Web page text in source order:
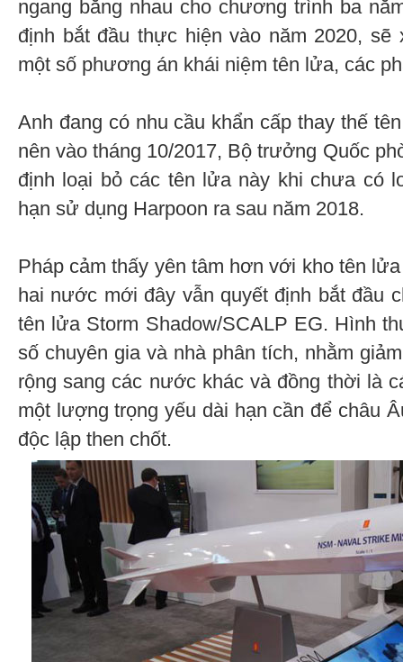
ngang bằng nhau cho chương trình ba
định bắt đầu thực hiện vào năm 2020,
một số phương án khái niệm tên lửa, các
Anh đang có nhu cầu khẩn cấp thay thế
nên vào tháng 10/2017, Bộ trưởng Quốc
định loại bỏ các tên lửa này khi chưa có
hạn sử dụng Harpoon ra sau năm 2018.
Pháp cảm thấy yên tâm hơn với kho tên
hai nước mới đây vẫn quyết định bắt đầu
tên lửa Storm Shadow/SCALP EG. Hình
số chuyên gia và nhà phân tích, nhằm
rộng sang các nước khác và đồng thời là
một lượng trọng yếu dài hạn cần để châu
độc lập then chốt.